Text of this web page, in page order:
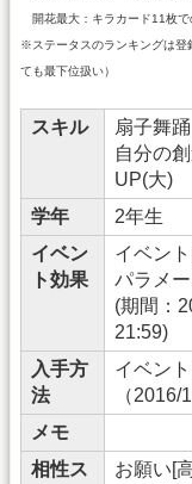
開花最大：キラカード11枚で
※ステータスのランキングは登
ても最下位扱い）
スキル
扇子舞踊
自分の
UP(大)
学年 2年生
イベン
ト効果
イベン
パラメ
(期間：
21:59)
入手方
法
イベン
（2016/
メモ
相性ス
お願い[